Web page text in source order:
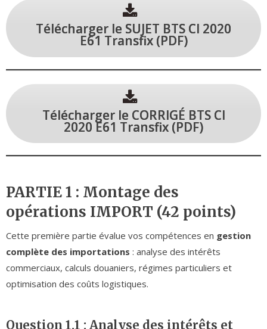
Télécharger le SUJET BTS CI 2020
E61 Transfix (PDF)
Télécharger le CORRIGÉ BTS CI
2020 E61 Transfix (PDF)
PARTIE 1 : Montage des
opérations IMPORT (42 points)
Cette première partie évalue vos compétences en gestion
complète des importations : analyse des intérêts
commerciaux, calculs douaniers, régimes particuliers et
optimisation des coûts logistiques.
Question 1.1 : Analyse des intérêts et